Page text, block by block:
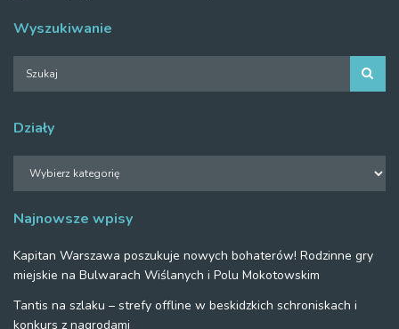
Wyszukiwanie
Działy
Najnowsze wpisy
Kapitan Warszawa poszukuje nowych bohaterów! Rodzinne gry
miejskie na Bulwarach Wiślanych i Polu Mokotowskim
Tantis na szlaku – strefy offline w beskidzkich schroniskach i
konkurs z nagrodami